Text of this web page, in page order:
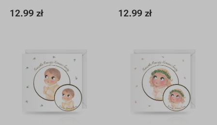
12.99 zł
15 x 15 cm 12.99 zł
11,8 x 16,3 cm